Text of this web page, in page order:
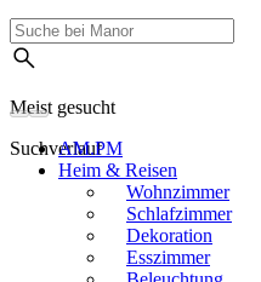
Meist gesucht
Suchverlauf
AM.PM
Heim & Reisen
Wohnzimmer
Schlafzimmer
Dekoration
Esszimmer